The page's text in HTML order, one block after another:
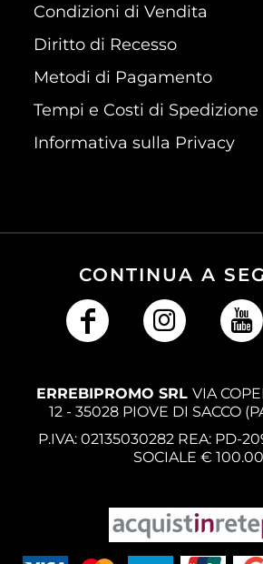
Condizioni di Vendita
Diritto di Recesso
Metodi di Pagamento
Tempi e Costi di Spedizione
Informativa sulla Privacy
CONTINUA A
ERREBIPROMO SRL VIA
12 - 35028 PIOVE DI SACCO
P.IVA: 02135030282 REA: PD-
SOCIALE €